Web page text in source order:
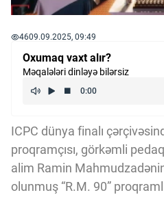
Robot və Cihazlar
Kriptovalyuta
ÇƏRƏZLƏR SİYASƏTİ
İSTIFADƏ ŞƏRTLƏRİ
4609.09.2025, 09:49
Oxumaq vaxt alır?
Məqalələri dinləyə bilərsiz
ICPC dünya finalı
proqramçısı, görkəmli
alim Ramin
olunmuş “R.M. 90”